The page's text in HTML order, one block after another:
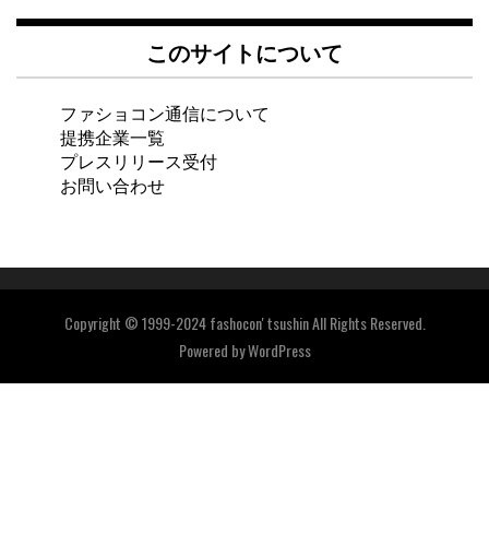
このサイトについて
ファショコン通信について
提携企業一覧
プレスリリース受付
お問い合わせ
Copyright © 1999-2024 fashocon' tsushin All Rights Reserved.
Powered byWordPress